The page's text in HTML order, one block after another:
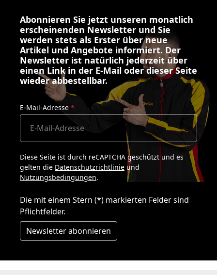
Abonnieren Sie jetzt unseren monatlich
erscheinenden Newsletter und Sie
werden stets als Erster über neue
Artikel und Angebote informiert. Der
Newsletter ist natürlich jederzeit über
einen Link in der E-Mail oder dieser Seite
wieder abbestellbar.
E-Mail-Adresse *
Diese Seite ist durch reCAPTCHA geschützt und es
gelten die Datenschutzrichtlinie und
Nutzungsbedingungen.
Die mit einem Stern (*) markierten Felder sind
Pflichtfelder.
Newsletter abonnieren